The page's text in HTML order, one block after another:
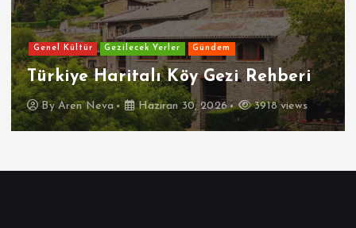
Genel Kültür Gezilecek Yerler Gündem
Türkiye Haritalı Köy Gezi Rehberi
ByAren Neva Haziran 30, 2026 3918 views